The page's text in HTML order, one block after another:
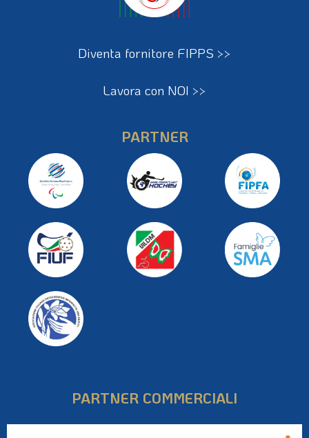
Diventa fornitore FIPPS >>
Lavora con NOI >>
PARTNER
PARTNER COMMERCIALI